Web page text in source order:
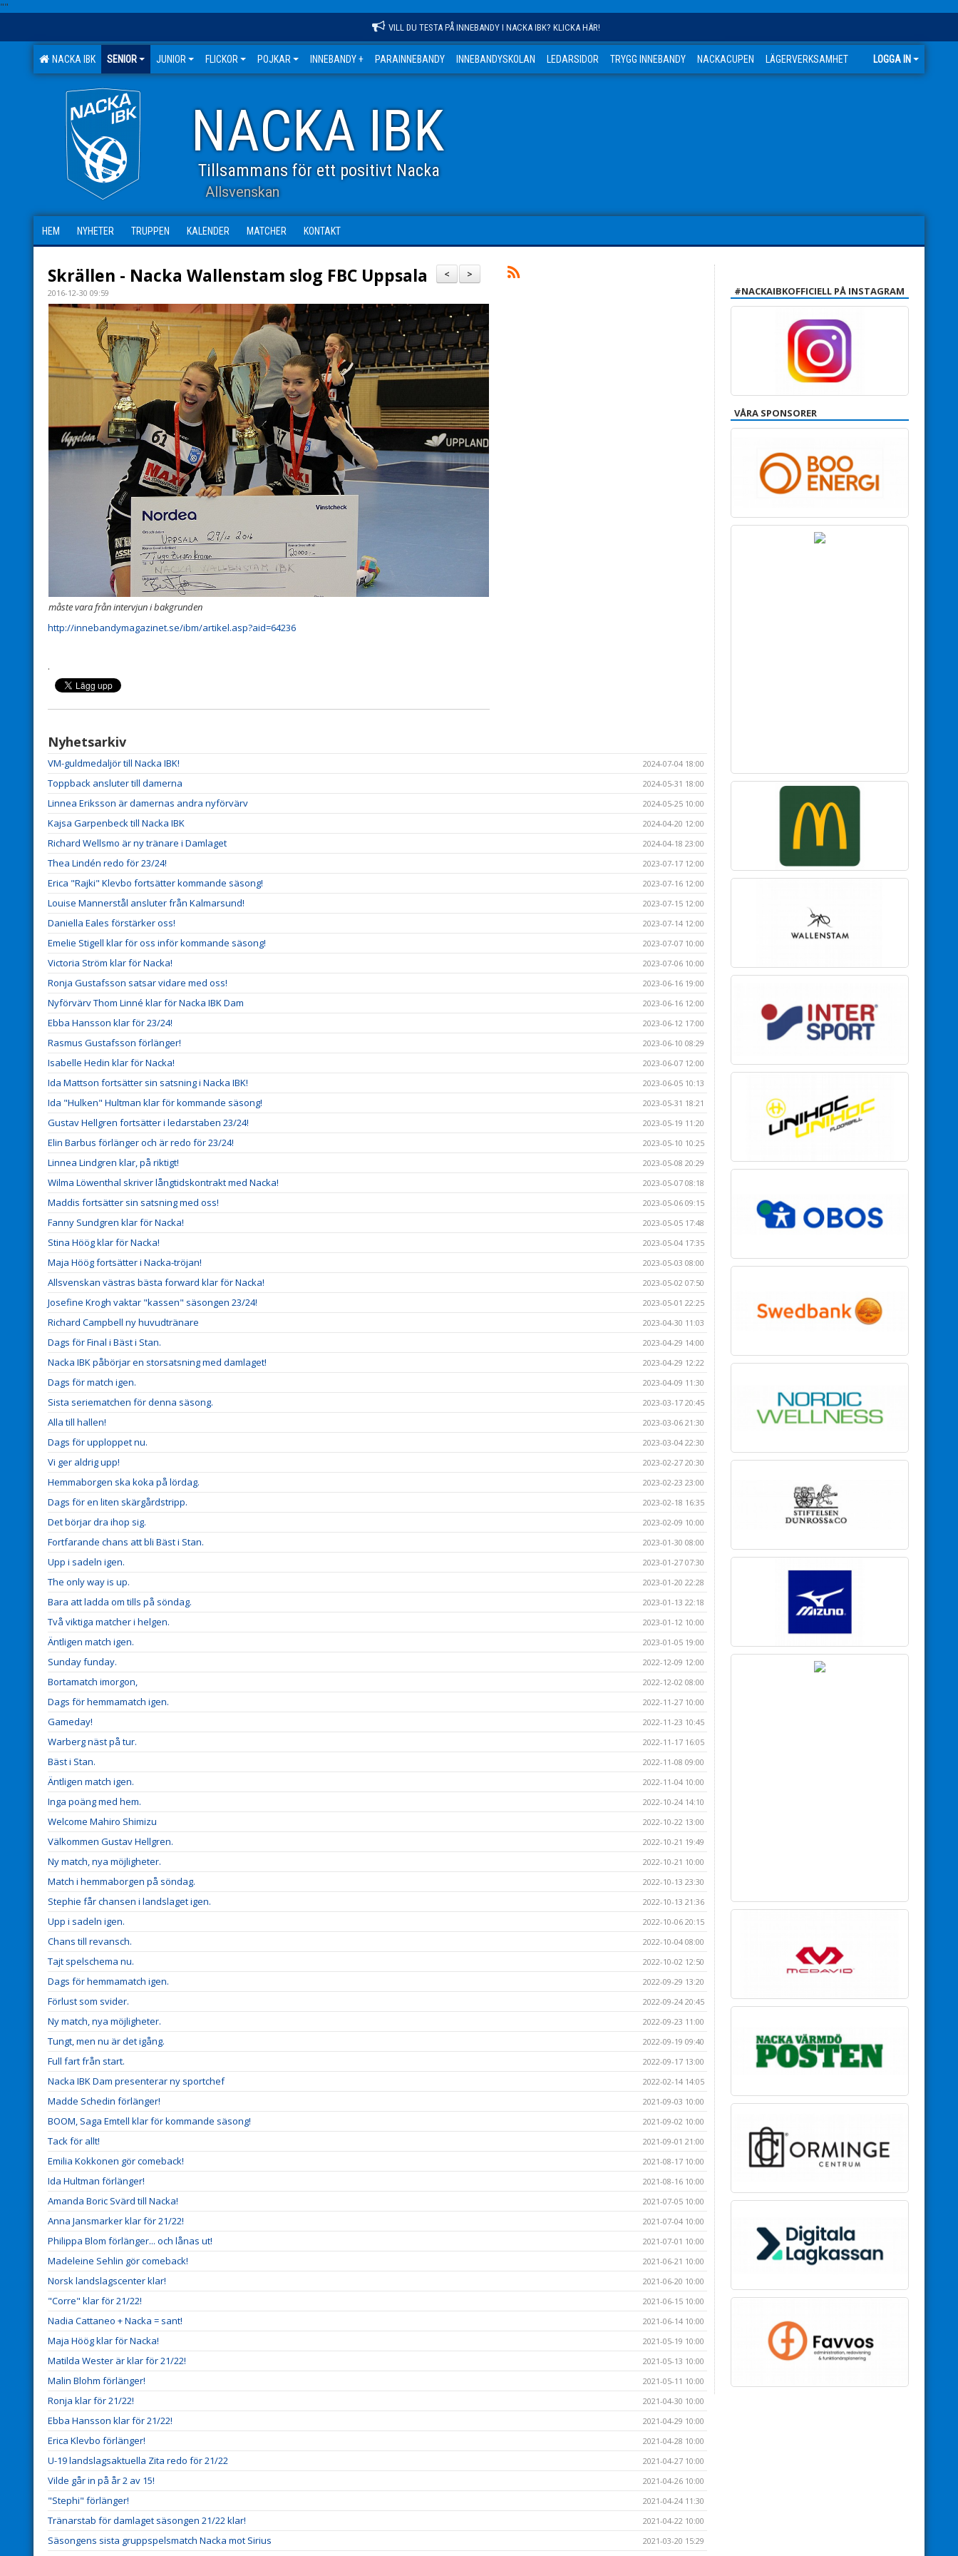
""
VILL DU TESTA PÅ INNEBANDY I NACKA IBK? KLICKA HÄR!
NACKA IBK SENIOR JUNIOR FLICKOR POJKAR INNEBANDY + PARAINNEBANDY INNEBANDYSKOLAN LEDARSIDOR TRYGG INNEBANDY NACKACUPEN LÄGERVERKSAMHET LOGGA IN
NACKA IBK
Tillsammans för ett positivt Nacka
Allsvenskan
HEM NYHETER TRUPPEN KALENDER MATCHER KONTAKT
>
<
Skrällen - Nacka Wallenstam slog FBC Uppsala
2016-12-30 09:59
måste vara från intervjun i bakgrunden
http://innebandymagazinet.se/ibm/artikel.asp?aid=64236
.
Nyhetsarkiv
VM-guldmedaljör till Nacka IBK! 2024-07-04 18:00
Toppback ansluter till damerna 2024-05-31 18:00
Linnea Eriksson är damernas andra nyförvärv 2024-05-25 10:00
Kajsa Garpenbeck till Nacka IBK 2024-04-20 12:00
Richard Wellsmo är ny tränare i Damlaget 2024-04-18 23:00
Thea Lindén redo för 23/24! 2023-07-17 12:00
Erica "Rajki" Klevbo fortsätter kommande säsong! 2023-07-16 12:00
Louise Mannerstål ansluter från Kalmarsund! 2023-07-15 12:00
Daniella Eales förstärker oss! 2023-07-14 12:00
Emelie Stigell klar för oss inför kommande säsong! 2023-07-07 10:00
Victoria Ström klar för Nacka! 2023-07-06 10:00
Ronja Gustafsson satsar vidare med oss! 2023-06-16 19:00
Nyförvärv Thom Linné klar för Nacka IBK Dam 2023-06-16 12:00
Ebba Hansson klar för 23/24! 2023-06-12 17:00
Rasmus Gustafsson förlänger! 2023-06-10 08:29
Isabelle Hedin klar för Nacka! 2023-06-07 12:00
Ida Mattson fortsätter sin satsning i Nacka IBK! 2023-06-05 10:13
Ida "Hulken" Hultman klar för kommande säsong! 2023-05-31 18:21
Gustav Hellgren fortsätter i ledarstaben 23/24! 2023-05-19 11:20
Elin Barbus förlänger och är redo för 23/24! 2023-05-10 10:25
Linnea Lindgren klar, på riktigt! 2023-05-08 20:29
Wilma Löwenthal skriver långtidskontrakt med Nacka! 2023-05-07 08:18
Maddis fortsätter sin satsning med oss! 2023-05-06 09:15
Fanny Sundgren klar för Nacka! 2023-05-05 17:48
Stina Höög klar för Nacka! 2023-05-04 17:35
Maja Höög fortsätter i Nacka-tröjan! 2023-05-03 08:00
Allsvenskan västras bästa forward klar för Nacka! 2023-05-02 07:50
Josefine Krogh vaktar "kassen" säsongen 23/24! 2023-05-01 22:25
Richard Campbell ny huvudtränare 2023-04-30 11:03
Dags för Final i Bäst i Stan. 2023-04-29 14:00
Nacka IBK påbörjar en storsatsning med damlaget! 2023-04-29 12:22
Dags för match igen. 2023-04-09 11:30
Sista seriematchen för denna säsong. 2023-03-17 20:45
Alla till hallen! 2023-03-06 21:30
Dags för upploppet nu. 2023-03-04 22:30
Vi ger aldrig upp! 2023-02-27 20:30
Hemmaborgen ska koka på lördag. 2023-02-23 23:00
Dags för en liten skärgårdstripp. 2023-02-18 16:35
Det börjar dra ihop sig. 2023-02-09 10:00
Fortfarande chans att bli Bäst i Stan. 2023-01-30 08:00
Upp i sadeln igen. 2023-01-27 07:30
The only way is up. 2023-01-20 22:28
Bara att ladda om tills på söndag. 2023-01-13 22:18
Två viktiga matcher i helgen. 2023-01-12 10:00
Äntligen match igen. 2023-01-05 19:00
Sunday funday. 2022-12-09 12:00
Bortamatch imorgon, 2022-12-02 08:00
Dags för hemmamatch igen. 2022-11-27 10:00
Gameday! 2022-11-23 10:45
Warberg näst på tur. 2022-11-17 16:05
Bäst i Stan. 2022-11-08 09:00
Äntligen match igen. 2022-11-04 10:00
Inga poäng med hem. 2022-10-24 14:10
Welcome Mahiro Shimizu 2022-10-22 13:00
Välkommen Gustav Hellgren. 2022-10-21 19:49
Ny match, nya möjligheter. 2022-10-21 10:00
Match i hemmaborgen på söndag. 2022-10-13 23:30
Stephie får chansen i landslaget igen. 2022-10-13 21:36
Upp i sadeln igen. 2022-10-06 20:15
Chans till revansch. 2022-10-04 08:00
Tajt spelschema nu. 2022-10-02 12:50
Dags för hemmamatch igen. 2022-09-29 13:20
Förlust som svider. 2022-09-24 20:45
Ny match, nya möjligheter. 2022-09-23 11:00
Tungt, men nu är det igång. 2022-09-19 09:40
Full fart från start. 2022-09-17 13:00
Nacka IBK Dam presenterar ny sportchef 2022-02-14 14:05
Madde Schedin förlänger! 2021-09-03 10:00
BOOM, Saga Emtell klar för kommande säsong! 2021-09-02 10:00
Tack för allt! 2021-09-01 21:00
Emilia Kokkonen gör comeback! 2021-08-17 10:00
Ida Hultman förlänger! 2021-08-16 10:00
Amanda Boric Svärd till Nacka! 2021-07-05 10:00
Anna Jansmarker klar för 21/22! 2021-07-04 10:00
Philippa Blom förlänger... och lånas ut! 2021-07-01 10:00
Madeleine Sehlin gör comeback! 2021-06-21 10:00
Norsk landslagscenter klar! 2021-06-20 10:00
"Corre" klar för 21/22! 2021-06-15 10:00
Nadia Cattaneo + Nacka = sant! 2021-06-14 10:00
Maja Höög klar för Nacka! 2021-05-19 10:00
Matilda Wester är klar för 21/22! 2021-05-13 10:00
Malin Blohm förlänger! 2021-05-11 10:00
Ronja klar för 21/22! 2021-04-30 10:00
Ebba Hansson klar för 21/22! 2021-04-29 10:00
Erica Klevbo förlänger! 2021-04-28 10:00
U-19 landslagsaktuella Zita redo för 21/22 2021-04-27 10:00
Vilde går in på år 2 av 15! 2021-04-26 10:00
"Stephi" förlänger! 2021-04-24 11:30
Tränarstab för damlaget säsongen 21/22 klar! 2021-04-22 10:00
Säsongens sista gruppspelsmatch Nacka mot Sirius 2021-03-20 15:29
#NACKAIBKOFFICIELL PÅ INSTAGRAM
VÅRA SPONSORER